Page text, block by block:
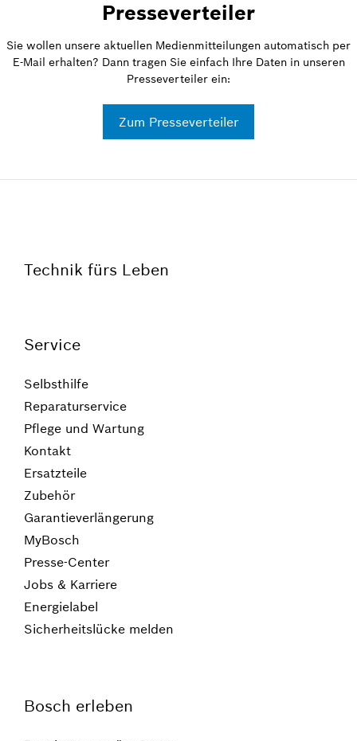
Presseverteiler
Sie wollen unsere aktuellen Medienmitteilungen automatisch per
E-Mail erhalten? Dann tragen Sie einfach Ihre Daten in unseren
Presseverteiler ein:
Zum Presseverteiler
Technik fürs Leben
Service
Selbsthilfe
Reparaturservice
Pflege und Wartung
Kontakt
Ersatzteile
Zubehör
Garantieverlängerung
MyBosch
Presse-Center
Jobs & Karriere
Energielabel
Sicherheitslücke melden
Bosch erleben